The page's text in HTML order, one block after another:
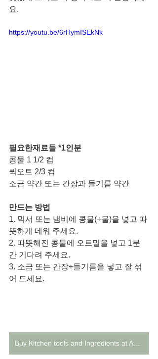
요.
https://youtu.be/6rHymISEkNk
필요한재료들 *1인분
콩물 1 1/2 컵
퀵오트 2/3 컵
소금 약간 또는 간장과 들기름 약간
만드는 방법
1. 믹서 또는 냄비에 콩물(+물)을 넣고 따
뜻하게 데워 주세요.
2. 따뜻해진 콩물에 오트밀을 넣고 1분
간 기다려 주세요.
3. 소금 또는 간장+들기름을 넣고 잘 섞
어 드세요.